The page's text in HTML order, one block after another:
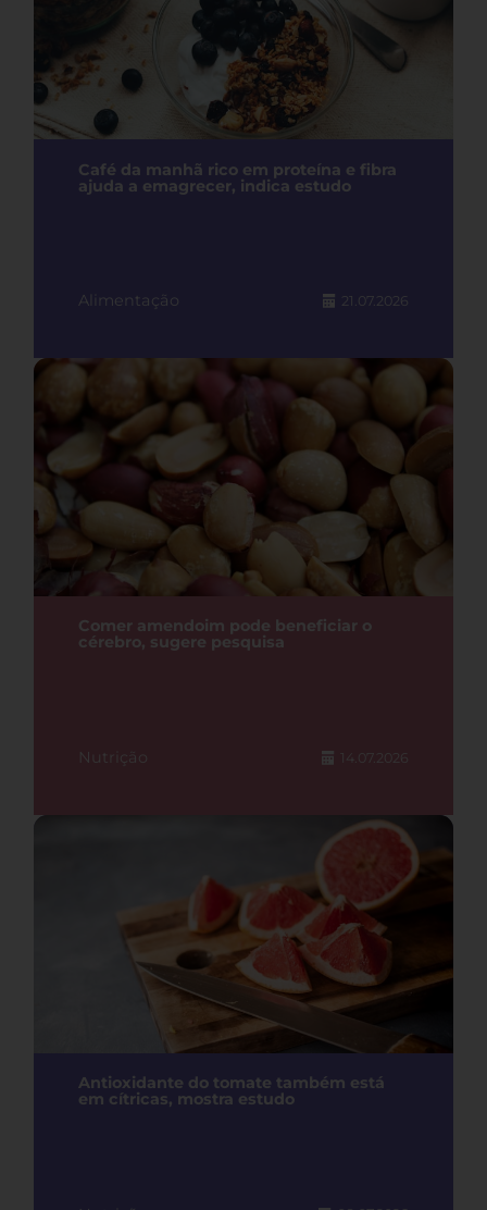
Café da manhã rico em proteína e fibra
ajuda a emagrecer, indica estudo
Alimentação 21.07.2026
Comer amendoim pode beneficiar o
cérebro, sugere pesquisa
Nutrição 14.07.2026
Antioxidante do tomate também está
em cítricas, mostra estudo